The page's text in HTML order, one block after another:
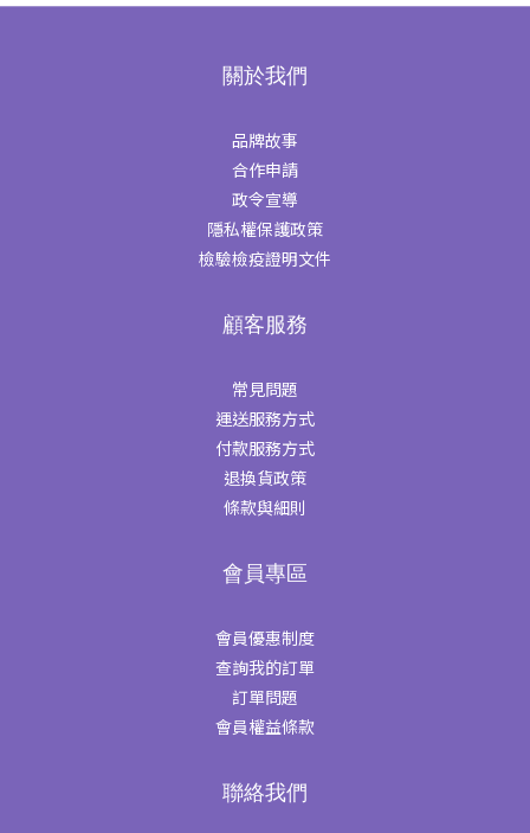
關於我們
品牌故事
合作申請
政令宣導
隱私權保護政策
檢驗檢疫證明文件
顧客服務
常見問題
運送服務方式
付款服務方式
退換貨政策
條款與細則
會員專區
會員優惠制度
查詢我的訂單
訂單問題
會員權益條款
聯絡我們